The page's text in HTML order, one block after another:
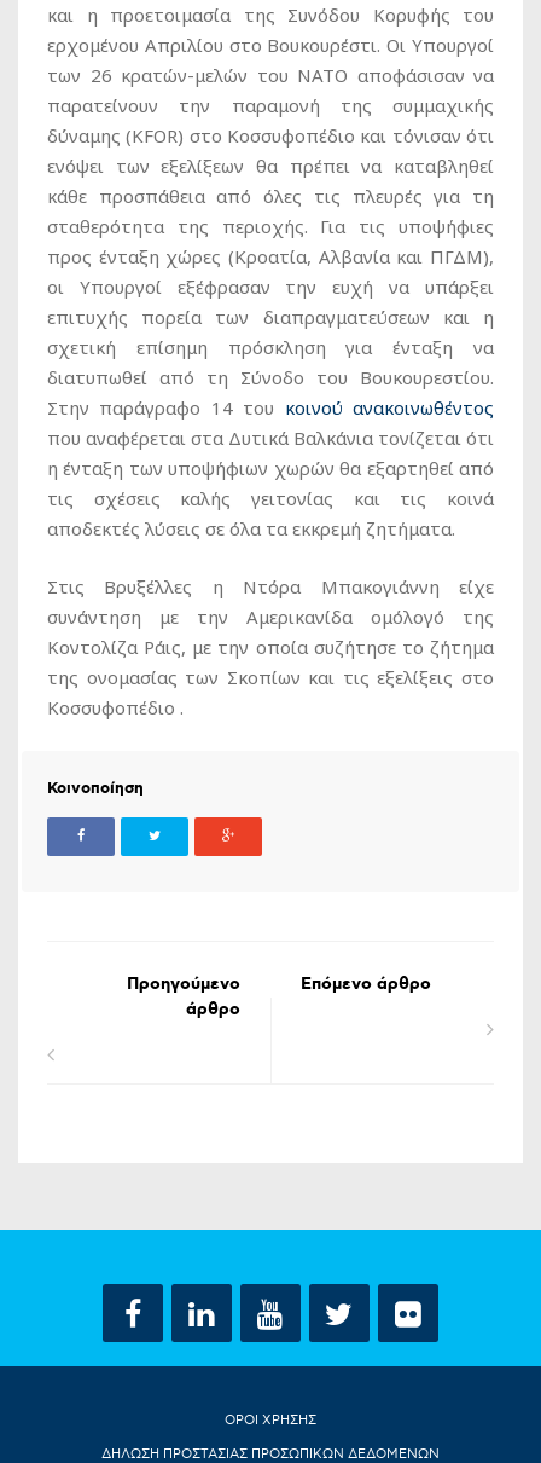
και η προετοιμασία της Συνόδου Κορυφής του
ερχομένου Απριλίου στο Βουκουρέστι. Οι Υπουργοί
των 26 κρατών-μελών του ΝΑΤΟ αποφάσισαν να
παρατείνουν την παραμονή της συμμαχικής
δύναμης (KFOR) στο Κοσσυφοπέδιο και τόνισαν ότι
ενόψει των εξελίξεων θα πρέπει να καταβληθεί
κάθε προσπάθεια από όλες τις πλευρές για τη
σταθερότητα της περιοχής. Για τις υποψήφιες
προς ένταξη χώρες (Κροατία, Αλβανία και ΠΓΔΜ),
οι Υπουργοί εξέφρασαν την ευχή να υπάρξει
επιτυχής πορεία των διαπραγματεύσεων και η
σχετική επίσημη πρόσκληση για ένταξη να
διατυπωθεί από τη Σύνοδο του Βουκουρεστίου.
Στην παράγραφο 14 του κοινού ανακοινωθέντος
που αναφέρεται στα Δυτικά Βαλκάνια τονίζεται ότι
η ένταξη των υποψήφιων χωρών θα εξαρτηθεί από
τις σχέσεις καλής γειτονίας και τις κοινά
αποδεκτές λύσεις σε όλα τα εκκρεμή ζητήματα.
Στις Βρυξέλλες η Ντόρα Μπακογιάννη είχε
συνάντηση με την Αμερικανίδα ομόλογό της
Κοντολίζα Ράις, με την οποία συζήτησε το ζήτημα
της ονομασίας των Σκοπίων και τις εξελίξεις στο
Κοσσυφοπέδιο .
Κοινοποίηση
Προηγούμενο
άρθρο
Επόμενο άρθρο
ΟΡΟΙ ΧΡΗΣΗΣ
ΔΗΛΩΣΗ ΠΡΟΣΤΑΣΙΑΣ ΠΡΟΣΩΠΙΚΩΝ ΔΕΔΟΜΕΝΩΝ